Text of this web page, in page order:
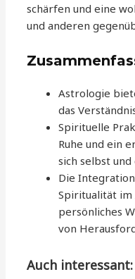
schärfen und eine
und anderen
Astrologie
das
Spirituelle
Ruhe und ein
sich selbst
Die
Spiritualität
persönliches
von
Auch interessant: